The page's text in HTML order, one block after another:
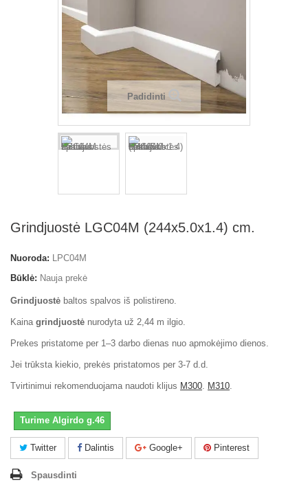
Padidinti
Grindjuostė LGC04M (244x5.0x1.4) cm.
Nuoroda: LPC04M
Būklė: Nauja prekė
Grindjuostė baltos spalvos iš polistireno.
Kaina grindjuostė nurodyta už 2,44 m ilgio.
Prekes pristatome per 1–3 darbo dienas nuo apmokėjimo dienos.
Jei trūksta kiekio, prekės pristatomos per 3-7 d.d.
Tvirtinimui rekomenduojama naudoti klijus M300. M310.
Turime Algirdo g.46
Twitter Dalintis Google+ Pinterest
Spausdinti